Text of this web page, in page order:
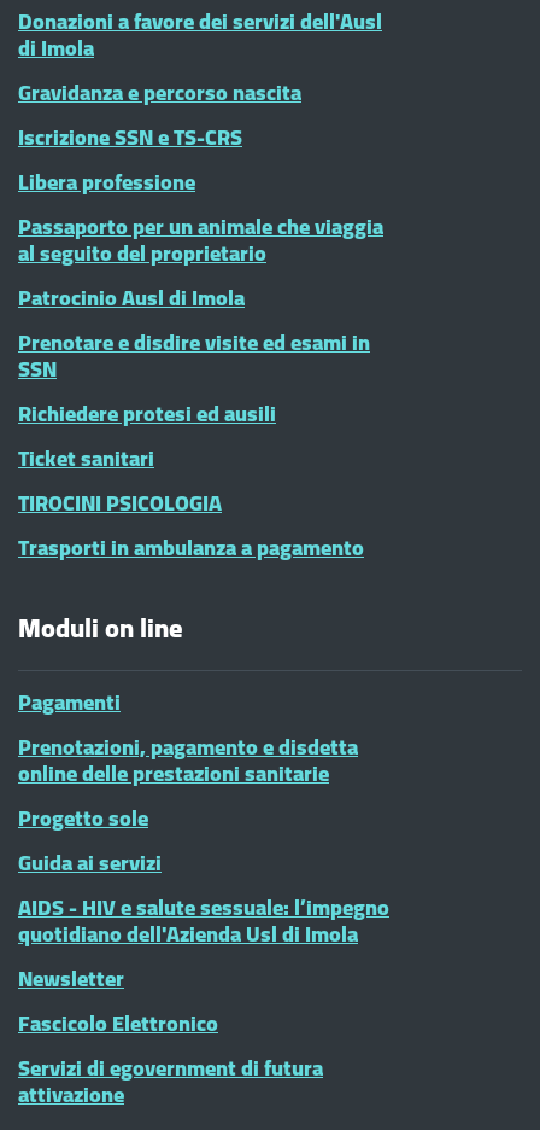
Donazioni a favore dei servizi dell'Ausl
di Imola
Gravidanza e percorso nascita
Iscrizione SSN e TS-CRS
Libera professione
Passaporto per un animale che viaggia
al seguito del proprietario
Patrocinio Ausl di Imola
Prenotare e disdire visite ed esami in
SSN
Richiedere protesi ed ausili
Ticket sanitari
TIROCINI PSICOLOGIA
Trasporti in ambulanza a pagamento
Moduli on line
Pagamenti
Prenotazioni, pagamento e disdetta
online delle prestazioni sanitarie
Progetto sole
Guida ai servizi
AIDS - HIV e salute sessuale: l’impegno
quotidiano dell'Azienda Usl di Imola
Newsletter
Fascicolo Elettronico
Servizi di egovernment di futura
attivazione